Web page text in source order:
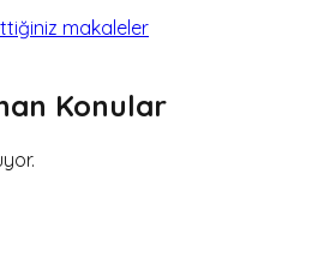
makaleler
Konular